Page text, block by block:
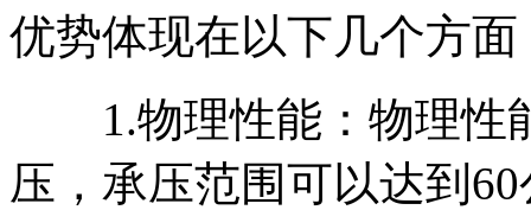
优势体现在以下几个方面
1.物理性能：物理性
压，承压范围可以达到